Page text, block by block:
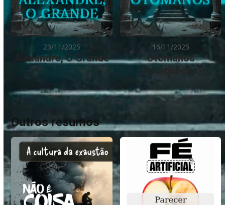
23/11/2025
Alexandre, O Grande
16/11/2025
Otomanos
Outros resumos